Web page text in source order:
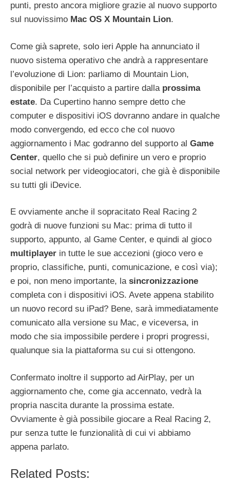
punti, presto ancora migliore grazie al nuovo supporto
sul nuovissimo Mac OS X Mountain Lion.
Come già saprete, solo ieri Apple ha annunciato il
nuovo sistema operativo che andrà a rappresentare
l’evoluzione di Lion: parliamo di Mountain Lion,
disponibile per l’acquisto a partire dalla prossima
estate. Da Cupertino hanno sempre detto che
computer e dispositivi iOS dovranno andare in qualche
modo convergendo, ed ecco che col nuovo
aggiornamento i Mac godranno del supporto al Game
Center, quello che si può definire un vero e proprio
social network per videogiocatori, che già è disponibile
su tutti gli iDevice.
E ovviamente anche il sopracitato Real Racing 2
godrà di nuove funzioni su Mac: prima di tutto il
supporto, appunto, al Game Center, e quindi al gioco
multiplayer in tutte le sue accezioni (gioco vero e
proprio, classifiche, punti, comunicazione, e così via);
e poi, non meno importante, la sincronizzazione
completa con i dispositivi iOS. Avete appena stabilito
un nuovo record su iPad? Bene, sarà immediatamente
comunicato alla versione su Mac, e viceversa, in
modo che sia impossibile perdere i propri progressi,
qualunque sia la piattaforma su cui si ottengono.
Confermato inoltre il supporto ad AirPlay, per un
aggiornamento che, come gia accennato, vedrà la
propria nascita durante la prossima estate.
Ovviamente è già possibile giocare a Real Racing 2,
pur senza tutte le funzionalità di cui vi abbiamo
appena parlato.
Related Posts: